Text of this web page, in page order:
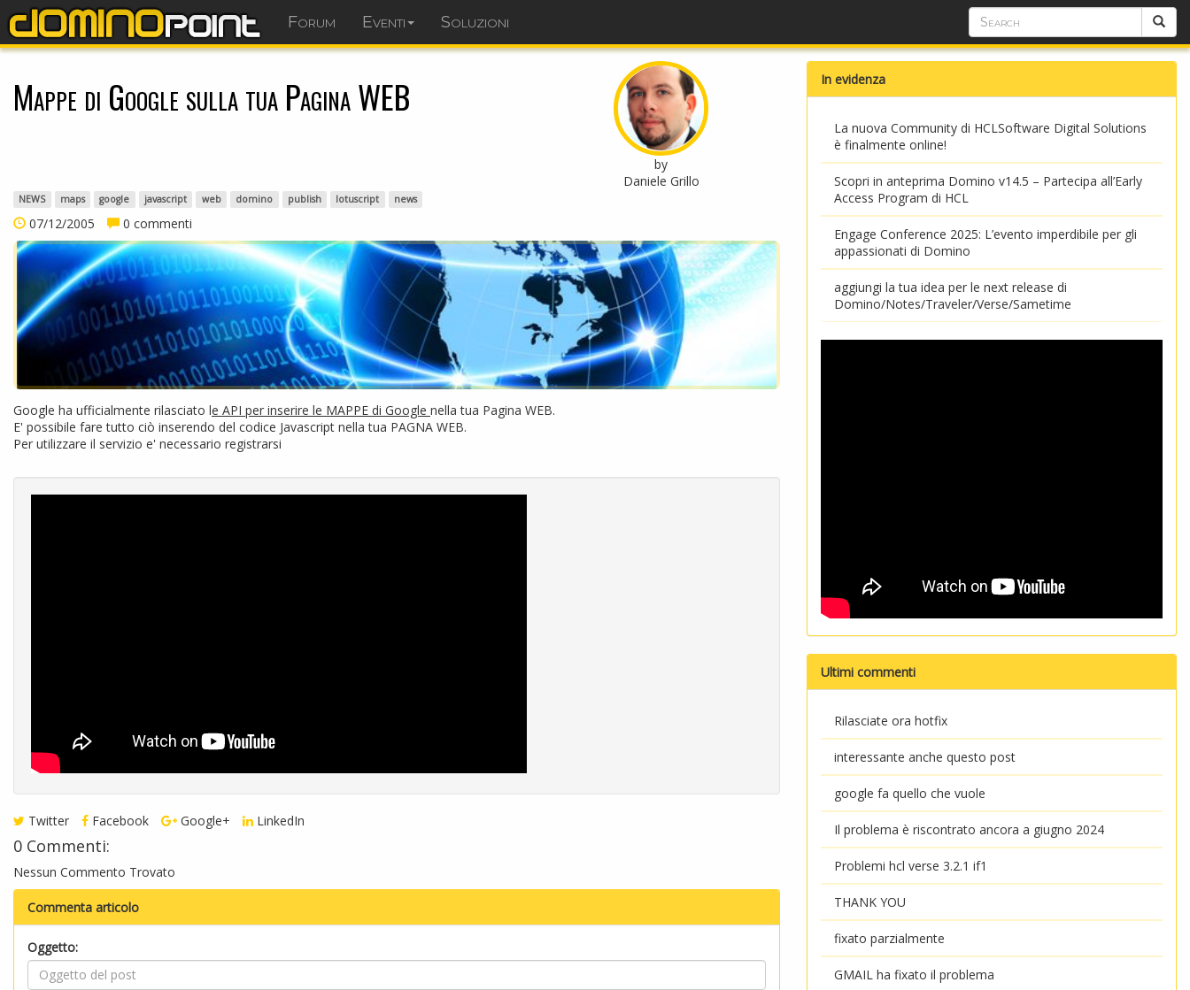
Forum Eventi Soluzioni
Mappe di Google sulla tua Pagina WEB
by
Daniele Grillo
NEWS maps google javascript web domino publish lotuscript news
07/12/2005 0 commenti
Google ha ufficialmente rilasciato le API per inserire le MAPPE di Google nella tua Pagina WEB.
E' possibile fare tutto ciò inserendo del codice Javascript nella tua PAGNA WEB.
Per utilizzare il servizio e' necessario registrarsi
Twitter Facebook Google+ LinkedIn
0 Commenti:
Nessun Commento Trovato
Commenta articolo
Oggetto:
In evidenza
La nuova Community di HCLSoftware Digital Solutions
è finalmente online!
Scopri in anteprima Domino v14.5 – Partecipa all’Early
Access Program di HCL
Engage Conference 2025: L’evento imperdibile per gli
appassionati di Domino
aggiungi la tua idea per le next release di
Domino/Notes/Traveler/Verse/Sametime
Ultimi commenti
Rilasciate ora hotfix
interessante anche questo post
google fa quello che vuole
Il problema è riscontrato ancora a giugno 2024
Problemi hcl verse 3.2.1 if1
THANK YOU
fixato parzialmente
GMAIL ha fixato il problema